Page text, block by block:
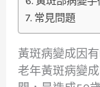
常見問題
黃斑病變成因
老年黃斑病變